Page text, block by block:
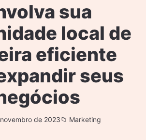
sua
local de
eficiente
seus
de 2023 Marketing